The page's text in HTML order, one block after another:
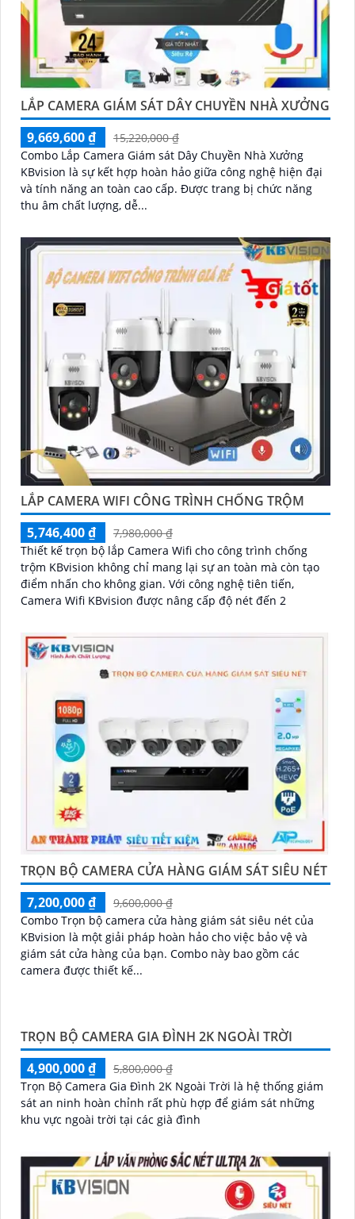
LẮP CAMERA GIÁM SÁT DÂY CHUYỀN NHÀ XƯỞNG
9,669,600 ₫
15,220,000 ₫
Combo Lắp Camera Giám sát Dây Chuyền Nhà Xưởng
KBvision là sự kết hợp hoàn hảo giữa công nghệ hiện đại
và tính năng an toàn cao cấp. Được trang bị chức năng
thu âm chất lượng, dễ...
LẮP CAMERA WIFI CÔNG TRÌNH CHỐNG TRỘM
5,746,400 ₫
7,980,000 ₫
Thiết kế trọn bộ lắp Camera Wifi cho công trình chống
trộm KBvision không chỉ mang lại sự an toàn mà còn tạo
điểm nhấn cho không gian. Với công nghệ tiên tiến,
Camera Wifi KBvision được nâng cấp độ nét đến 2
TRỌN BỘ CAMERA CỬA HÀNG GIÁM SÁT SIÊU NÉT
7,200,000 ₫
9,600,000 ₫
Combo Trọn bộ camera cửa hàng giám sát siêu nét của
KBvision là một giải pháp hoàn hảo cho việc bảo vệ và
giám sát cửa hàng của bạn. Combo này bao gồm các
camera được thiết kế...
TRỌN BỘ CAMERA GIA ĐÌNH 2K NGOÀI TRỜI
4,900,000 ₫
5,800,000 ₫
Trọn Bộ Camera Gia Đình 2K Ngoài Trời là hệ thống giám
sát an ninh hoàn chỉnh rất phù hợp để giám sát những
khu vực ngoài trời tại các già đình